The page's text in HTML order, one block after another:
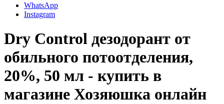
WhatsApp
Instagram
Dry Control дезодорант от
обильного потоотделения,
20%, 50 мл - купить в
магазине Хозяюшка онлайн